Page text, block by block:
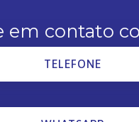
em contato
TELEFONE